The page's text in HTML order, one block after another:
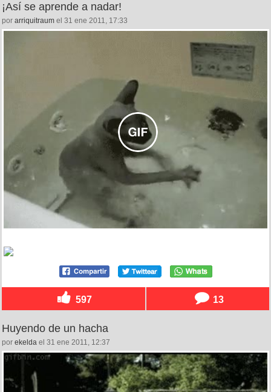
¡Así se aprende a nadar!
por arriquitraum el 31 ene 2011, 17:33
597 13
Huyendo de un hacha
por ekelda el 31 ene 2011, 12:37